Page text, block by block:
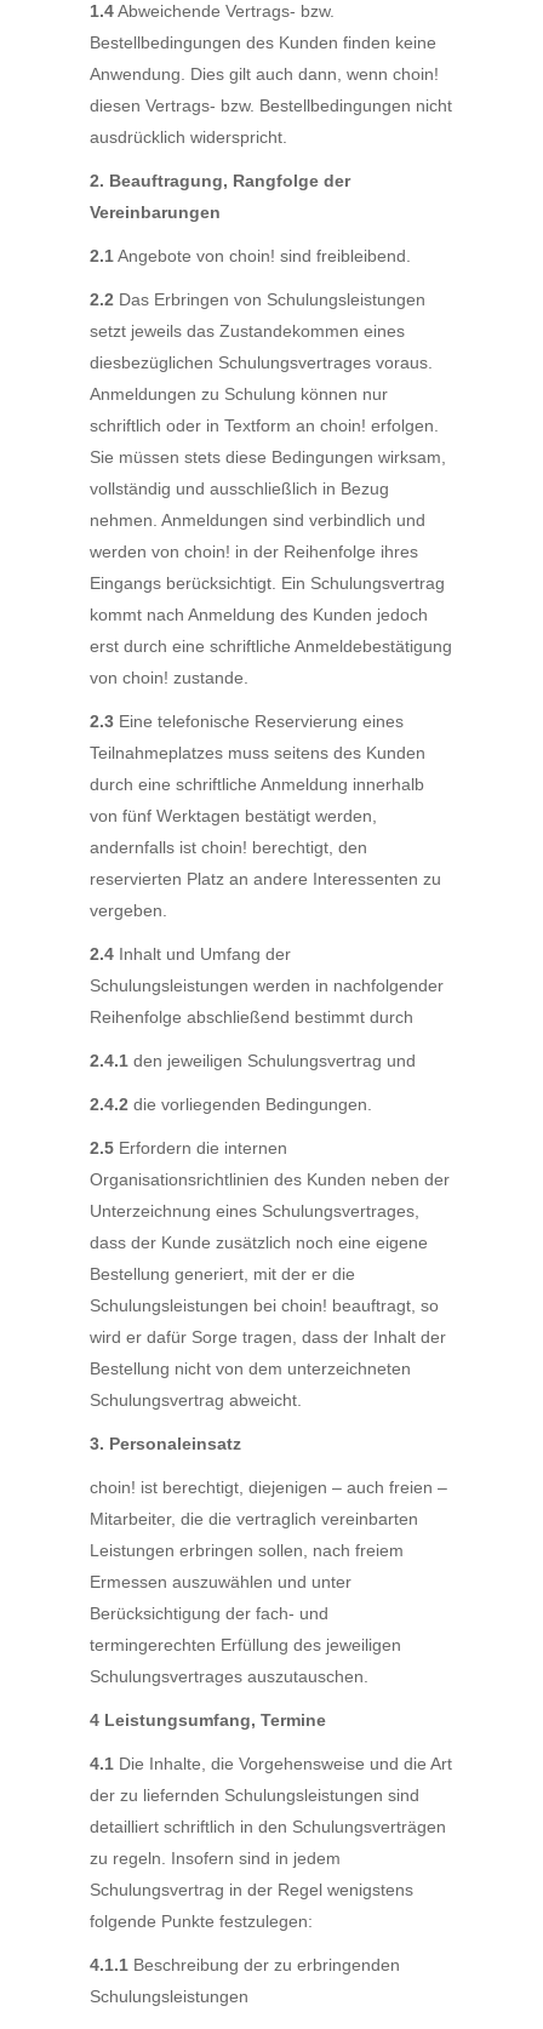
1.4Abweichende Vertrags- bzw.
Bestellbedingungen des Kunden finden keine
Anwendung. Dies gilt auch dann, wenn choin!
diesen Vertrags- bzw. Bestellbedingungen nicht
ausdrücklich widerspricht.
2. Beauftragung, Rangfolge der
Vereinbarungen
2.1Angebote von choin! sind freibleibend.
2.2 Das Erbringen von Schulungsleistungen
setzt jeweils das Zustandekommen eines
diesbezüglichen Schulungsvertrages voraus.
Anmeldungen zu Schulung können nur
schriftlich oder in Textform an choin! erfolgen.
Sie müssen stets diese Bedingungen wirksam,
vollständig und ausschließlich in Bezug
nehmen. Anmeldungen sind verbindlich und
werden von choin! in der Reihenfolge ihres
Eingangs berücksichtigt. Ein Schulungsvertrag
kommt nach Anmeldung des Kunden jedoch
erst durch eine schriftliche Anmeldebestätigung
von choin! zustande.
2.3 Eine telefonische Reservierung eines
Teilnahmeplatzes muss seitens des Kunden
durch eine schriftliche Anmeldung innerhalb
von fünf Werktagen bestätigt werden,
andernfalls ist choin! berechtigt, den
reservierten Platz an andere Interessenten zu
vergeben.
2.4 Inhalt und Umfang der
Schulungsleistungen werden in nachfolgender
Reihenfolge abschließend bestimmt durch
2.4.1 den jeweiligen Schulungsvertrag und
2.4.2 die vorliegenden Bedingungen.
2.5 Erfordern die internen
Organisationsrichtlinien des Kunden neben der
Unterzeichnung eines Schulungsvertrages,
dass der Kunde zusätzlich noch eine eigene
Bestellung generiert, mit der er die
Schulungsleistungen bei choin! beauftragt, so
wird er dafür Sorge tragen, dass der Inhalt der
Bestellung nicht von dem unterzeichneten
Schulungsvertrag abweicht.
3. Personaleinsatz
choin! ist berechtigt, diejenigen – auch freien –
Mitarbeiter, die die vertraglich vereinbarten
Leistungen erbringen sollen, nach freiem
Ermessen auszuwählen und unter
Berücksichtigung der fach- und
termingerechten Erfüllung des jeweiligen
Schulungsvertrages auszutauschen.
4 Leistungsumfang, Termine
4.1 Die Inhalte, die Vorgehensweise und die Art
der zu liefernden Schulungsleistungen sind
detailliert schriftlich in den Schulungsverträgen
zu regeln. Insofern sind in jedem
Schulungsvertrag in der Regel wenigstens
folgende Punkte festzulegen:
4.1.1 Beschreibung der zu erbringenden
Schulungsleistungen